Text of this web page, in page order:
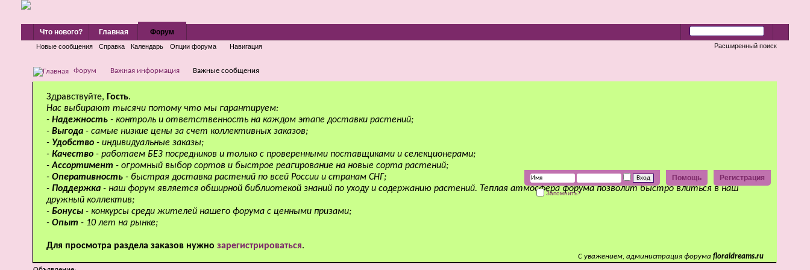
Регистрация
Помощь
Запомнить?
Что нового? Главная Форум
Новые сообщения Справка Календарь Опции форума Навигация Расширенный поиск
Форум Важная информация Важные сообщения
Здравствуйте, Гость.
Нас выбирают тысячи потому что мы гарантируем:
- Надежность - контроль и ответственность на каждом этапе доставки растений;
- Выгода - самые низкие цены за счет коллективных заказов;
- Удобство - индивидуальные заказы;
- Качество - работаем БЕЗ посредников и только с проверенными поставщиками и селекционерами;
-Ассортимент - огромный выбор сортов и быстрое реагирование на новые сорта растений;
- Оперативность - быстрая доставка растений по всей России и странам СНГ;
- Поддержка - наш форум является обширной библиотекой знаний по уходу и содержанию растений. Теплая атмосфера форума позволит быстро влиться в наш
дружный коллектив;
- Бонусы - конкурсы среди жителей нашего форума с ценными призами;
- Опыт - 10 лет на рынке;
Для просмотра раздела заказов нужно зарегистрироваться.
С уважением, администрация форума floraldreams.ru